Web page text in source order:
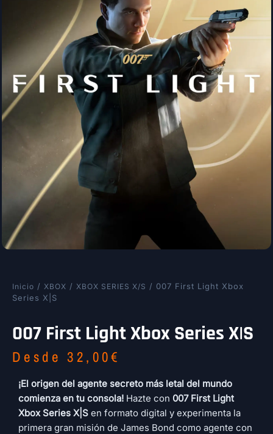
Inicio / XBOX / XBOX SERIES X/S / 007 First Light Xbox
Series X|S
007 First Light Xbox Series X|S
Desde32,00€
¡El origen del agente secreto más letal del mundo
comienza en tu consola! Hazte con 007 First Light
Xbox Series X|S en formato digital y experimenta la
primera gran misión de James Bond como agente con